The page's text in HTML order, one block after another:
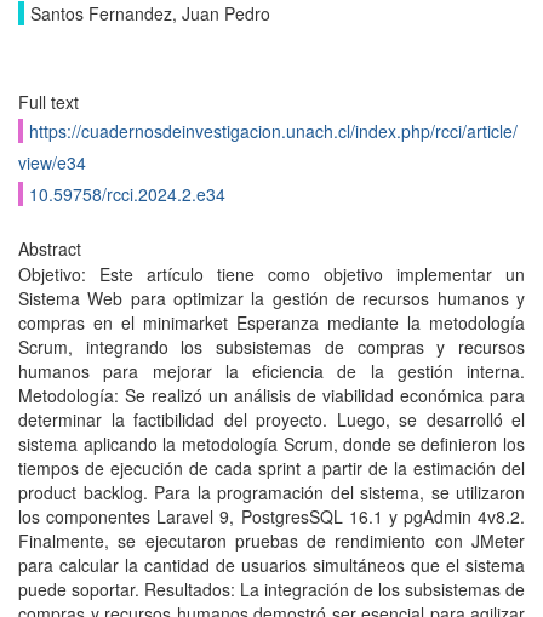
Santos Fernandez, Juan Pedro
Full text
https://cuadernosdeinvestigacion.unach.cl/index.php/rcci/article/
view/e34
10.59758/rcci.2024.2.e34
Abstract
Objetivo: Este artículo tiene como objetivo implementar un
Sistema Web para optimizar la gestión de recursos humanos y
compras en el minimarket Esperanza mediante la metodología
Scrum, integrando los subsistemas de compras y recursos
humanos para mejorar la eficiencia de la gestión interna.
Metodología: Se realizó un análisis de viabilidad económica para
determinar la factibilidad del proyecto. Luego, se desarrolló el
sistema aplicando la metodología Scrum, donde se definieron los
tiempos de ejecución de cada sprint a partir de la estimación del
product backlog. Para la programación del sistema, se utilizaron
los componentes Laravel 9, PostgresSQL 16.1 y pgAdmin 4v8.2.
Finalmente, se ejecutaron pruebas de rendimiento con JMeter
para calcular la cantidad de usuarios simultáneos que el sistema
puede soportar. Resultados: La integración de los subsistemas de